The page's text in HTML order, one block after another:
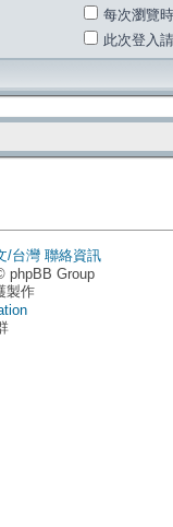
每次瀏覽
此次登入
/台灣 聯絡資訊
phpBB Group
製作